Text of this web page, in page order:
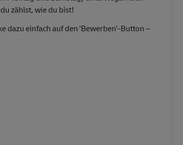
zählst, wie du bist!
dazu einfach auf den 'Bewerben'-Button –